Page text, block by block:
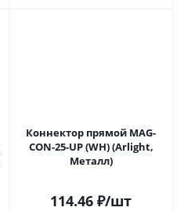
Коннектор прямой MAG-
CON-25-UP (WH) (Arlight,
Металл)
114.46 ₽/шт